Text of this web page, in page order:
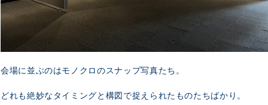
会場に並ぶのはモノクロのスナップ写真たち。
どれも絶妙なタイミングと構図で捉えられたものたちばかり。